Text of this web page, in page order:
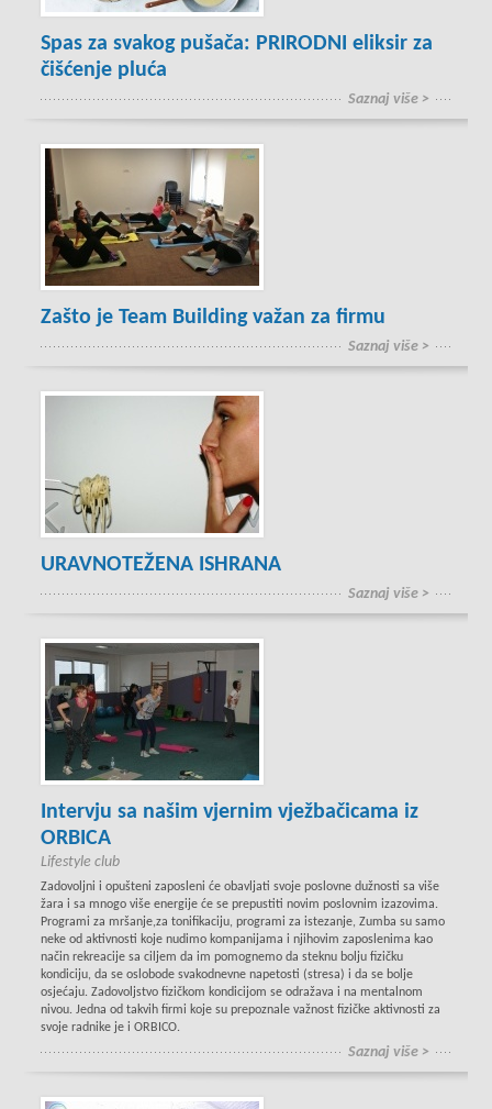
Spas za svakog pušača: PRIRODNI eliksir za
čišćenje pluća
Saznaj više >
Zašto je Team Building važan za firmu
Saznaj više >
URAVNOTEŽENA ISHRANA
Saznaj više >
Intervju sa našim vjernim vježbačicama iz
ORBICA
Lifestyle club
Zadovoljni i opušteni zaposleni će obavljati svoje poslovne dužnosti sa više
žara i sa mnogo više energije će se prepustiti novim poslovnim izazovima.
Programi za mršanje,za tonifikaciju, programi za istezanje, Zumba su samo
neke od aktivnosti koje nudimo kompanijama i njihovim zaposlenima kao
način rekreacije sa ciljem da im pomognemo da steknu bolju fizičku
kondiciju, da se oslobode svakodnevne napetosti (stresa) i da se bolje
osjećaju. Zadovoljstvo fizičkom kondicijom se odražava i na mentalnom
nivou. Jedna od takvih firmi koje su prepoznale važnost fizičke aktivnosti za
svoje radnike je i ORBICO.
Saznaj više >